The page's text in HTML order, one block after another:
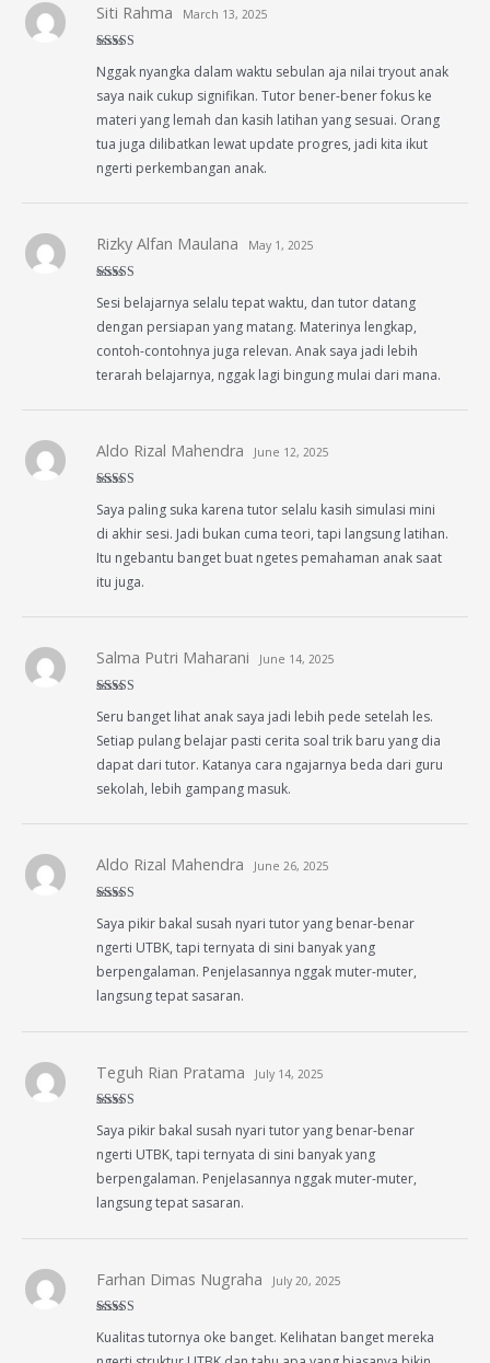
out of 5
Siti Rahma March 13, 2025
Nggak nyangka dalam waktu sebulan aja nilai tryout anak
saya naik cukup signifikan. Tutor bener-bener fokus ke
materi yang lemah dan kasih latihan yang sesuai. Orang
tua juga dilibatkan lewat update progres, jadi kita ikut
ngerti perkembangan anak.
of 5
Rizky Alfan Maulana May 1, 2025
Sesi belajarnya selalu tepat waktu, dan tutor datang
dengan persiapan yang matang. Materinya lengkap,
contoh-contohnya juga relevan. Anak saya jadi lebih
terarah belajarnya, nggak lagi bingung mulai dari mana.
of 5
Aldo Rizal Mahendra June 12, 2025
Saya paling suka karena tutor selalu kasih simulasi mini
di akhir sesi. Jadi bukan cuma teori, tapi langsung latihan.
Itu ngebantu banget buat ngetes pemahaman anak saat
itu juga.
out of 5
Salma Putri Maharani June 14, 2025
Seru banget lihat anak saya jadi lebih pede setelah les.
Setiap pulang belajar pasti cerita soal trik baru yang dia
dapat dari tutor. Katanya cara ngajarnya beda dari guru
sekolah, lebih gampang masuk.
of 5
Aldo Rizal Mahendra June 26, 2025
Saya pikir bakal susah nyari tutor yang benar-benar
ngerti UTBK, tapi ternyata di sini banyak yang
berpengalaman. Penjelasannya nggak muter-muter,
langsung tepat sasaran.
out of 5
Teguh Rian Pratama July 14, 2025
Saya pikir bakal susah nyari tutor yang benar-benar
ngerti UTBK, tapi ternyata di sini banyak yang
berpengalaman. Penjelasannya nggak muter-muter,
langsung tepat sasaran.
out of 5
Farhan Dimas Nugraha July 20, 2025
Kualitas tutornya oke banget. Kelihatan banget mereka